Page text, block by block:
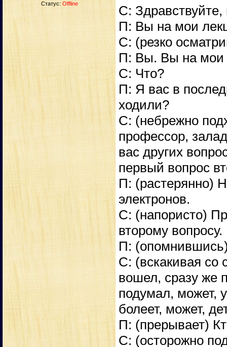
Статус: Offline
С:
П: Вы на мои
С: (резко
П: Вы. Вы на мои
С: Что?
П: Я вас в
ходили?
С: (небрежно
профессор,
вас других
первый вопрос
П: (растерянно)
электронов.
С: (напористо)
второму вопросу.
П:
С: (вскакивая со
вошел, сразу же
подумал, может,
болеет, может,
П: (прерывает)
С: (осторожно